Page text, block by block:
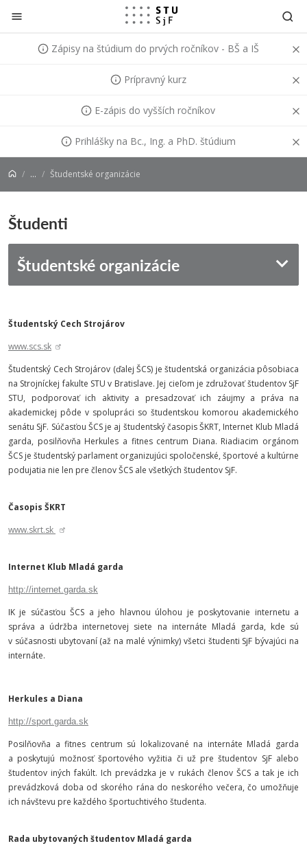
Prejsť na obsah
Zápisy na štúdium do prvých ročníkov - BŠ a IŠ
Prípravný kurz
E-zápis do vyšších ročníkov
Prihlášky na Bc., Ing. a PhD. štúdium
... Študentské organizácie
Študenti
Študentské organizácie
Študentský Cech Strojárov
www.scs.sk
Študentský Cech Strojárov (ďalej ŠCS) je študentská organizácia pôsobiaca
na Strojníckej fakulte STU v Bratislave. Jej cieľom je združovať študentov SjF
STU, podporovať ich aktivity a presadzovať ich záujmy a práva na
akademickej pôde v spolupráci so študentskou komorou akademického
senátu SjF. Súčasťou ŠCS je aj študentský časopis ŠKRT, Internet Klub Mladá
garda, posilňovňa Herkules a fitnes centrum Diana. Riadiacim orgánom
ŠCS je študentský parlament organizujúci spoločenské, športové a kultúrne
podujatia nie len pre členov ŠCS ale všetkých študentov SjF.
Časopis ŠKRT
www.skrt.sk
Internet Klub Mladá garda
http://internet.garda.sk
IK je súčasťou ŠCS a jeho hlavnou úlohou je poskytovanie internetu a
správa a údržba internetovej siete na internáte Mladá garda, kde sú
v súčasnosti ubytovaní (až na malé výnimky) všetci študenti SjF bývajúci na
internáte.
Herkules a Diana
http://sport.garda.sk
Posilňovňa a fitnes centrum sú lokalizované na internáte Mladá garda
a poskytujú možnosť športového vyžitia či už pre študentov SjF alebo
študentov iných fakúlt. Ich prevádzka je v rukách členov ŠCS a tak je ich
prevádzková doba od skorého rána do neskorého večera, čo umožňuje
ich návštevu pre každého športuchtivého študenta.
Rada ubytovaných študentov Mladá garda